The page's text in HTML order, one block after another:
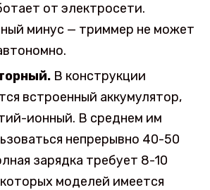
от электросети.
минус — триммер не может
В конструкции
встроенный аккумулятор,
ионный. В среднем им
непрерывно 40-50
зарядка требует 8-10
моделей имеется